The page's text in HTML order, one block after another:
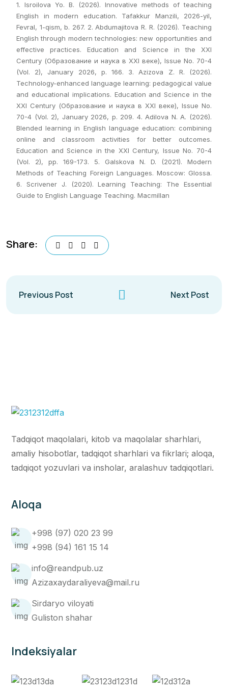
1. Isroilova Yo. B. (2026). Innovative methods of teaching
English in modern education. Tafakkur Manzili, 2026-yil,
Fevral, 1-qism, b. 267. 2. Abdumajitova R. R. (2026). Teaching
English through modern technologies: new opportunities and
effective practices. Education and Science in the XXI
Century (Образование и наука в XXI веке), Issue No. 70-4
(Vol. 2), January 2026, p. 166. 3. Azizova Z. R. (2026).
Technology-enhanced language learning: pedagogical value
and educational implications. Education and Science in the
XXI Century (Образование и наука в XXI веке), Issue No.
70-4 (Vol. 2), January 2026, p. 209. 4. Adilova N. A. (2026).
Blended learning in English language education: combining
online and classroom activities for better outcomes.
Education and Science in the XXI Century, Issue No. 70-4
(Vol. 2), pp. 169-173. 5. Galskova N. D. (2021). Modern
Methods of Teaching Foreign Languages. Moscow: Glossa.
6. Scrivener J. (2020). Learning Teaching: The Essential
Guide to English Language Teaching. Macmillan
Share:
Previous Post Next Post
Tadqiqot maqolalari, kitob va maqolalar sharhlari,
amaliy hisobotlar, tadqiqot sharhlari va fikrlari; aloqa,
tadqiqot yozuvlari va insholar, aralashuv tadqiqotlari.
Aloqa
+998 (97) 020 23 99
+998 (94) 161 15 14
info@reandpub.uz
Azizaxaydaraliyeva@mail.ru
Sirdaryo viloyati
Guliston shahar
Indeksiyalar